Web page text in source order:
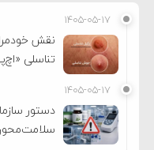
۱۴۰۵-۰۵-۱۷
نقش
تناسلی
۱۴۰۵-۰۵-۱۷
سلامت‌محور